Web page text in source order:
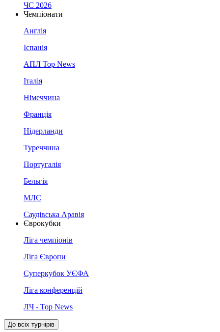
ЧС 2026
Чемпіонати
Англія
Іспанія
АПЛ Top News
Італія
Німеччина
Франція
Нідерланди
Туреччина
Португалія
Бельгія
МЛС
Саудівська Аравія
Єврокубки
Ліга чемпіонів
Ліга Європи
Суперкубок УЄФА
Ліга конференцій
ЛЧ - Top News
До всіх турнірів